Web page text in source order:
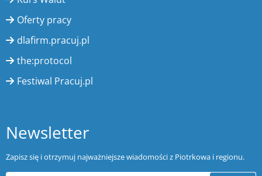
Oferty pracy
dlafirm.pracuj.pl
the:protocol
Festiwal Pracuj.pl
Newsletter
Zapisz się i otrzymuj najważniejsze wiadomości z Piotrkowa i regionu.